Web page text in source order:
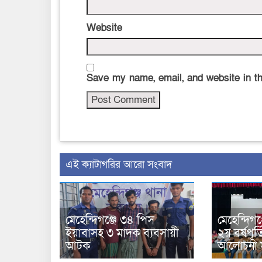
Website
Save my name, email, and website in
‍এই ক্যাটাগরির ‍আরো সংবাদ
মেহেন্দিগঞ্জে ৩৪ পিস
ইয়াবাসহ ৩ মাদক ব্যবসায়ী
আটক
২য়
আলোচনা